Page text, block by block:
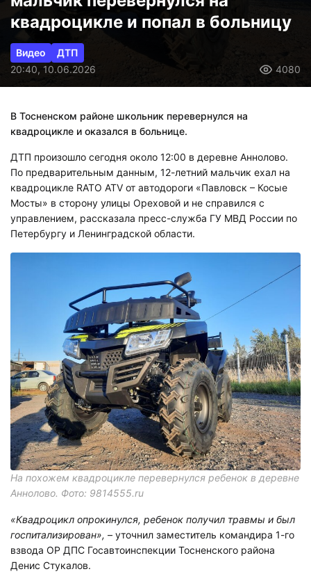
квадроцикле и попал в больницу
Видео
ДТП
20:40, 10.06.2026
4080
В Тосненском районе школьник перевернулся на
квадроцикле и оказался в больнице.
ДТП произошло сегодня около 12:00 в деревне Аннолово.
По предварительным данным, 12-летний мальчик ехал на
квадроцикле RATO ATV от автодороги «Павловск – Косые
Мосты» в сторону улицы Ореховой и не справился с
управлением, рассказала пресс-служба ГУ МВД России по
Петербургу и Ленинградской области.
На похожем квадроцикле перевернулся ребенок в деревне
Аннолово. Фото: 9814555.ru
«Квадроцикл опрокинулся, ребенок получил травмы и был
госпитализирован», – уточнил заместитель командира 1-го
взвода ОР ДПС Госавтоинспекции Тосненского района
Денис Стукалов.